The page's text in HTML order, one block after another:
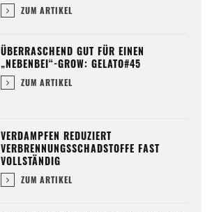
ZUM ARTIKEL
ÜBERRASCHEND GUT FÜR EINEN
„NEBENBEI“-GROW: GELATO#45
ZUM ARTIKEL
VERDAMPFEN REDUZIERT
VERBRENNUNGSSCHADSTOFFE FAST
VOLLSTÄNDIG
ZUM ARTIKEL